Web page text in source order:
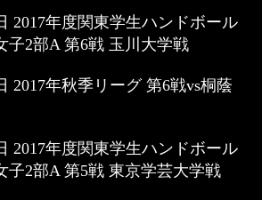
2017年度関東学生ハンドボール
子2部A 第6戦 玉川大学戦
2017年秋季リーグ 第6戦vs桐蔭
2017年度関東学生ハンドボール
子2部A 第5戦 東京学芸大学戦